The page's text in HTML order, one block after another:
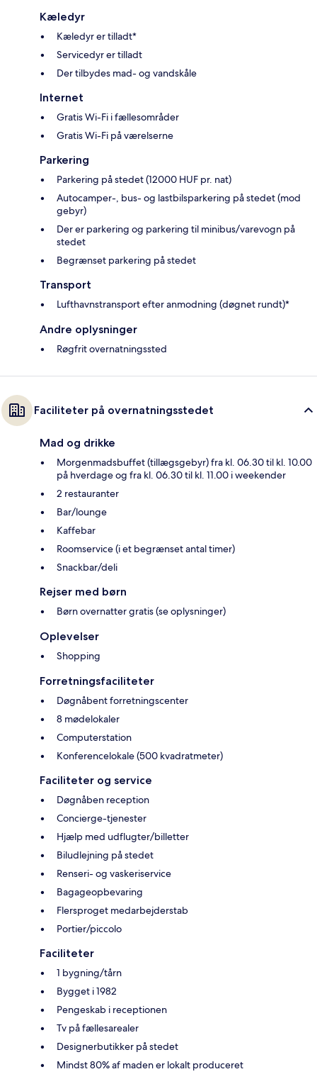
Kæledyr
Kæledyr er tilladt*
Servicedyr er tilladt
Der tilbydes mad- og vandskåle
Internet
Gratis Wi-Fi i fællesområder
Gratis Wi-Fi på værelserne
Parkering
Parkering på stedet (12000 HUF pr. nat)
Autocamper-, bus- og lastbilsparkering på stedet (mod
gebyr)
Der er parkering og parkering til minibus/varevogn på
stedet
Begrænset parkering på stedet
Transport
Lufthavnstransport efter anmodning (døgnet rundt)*
Andre oplysninger
Røgfrit overnatningssted
Faciliteter på overnatningsstedet
Mad og drikke
Morgenmadsbuffet (tillægsgebyr) fra kl. 06.30 til kl. 10.00
på hverdage og fra kl. 06.30 til kl. 11.00 i weekender
2 restauranter
Bar/lounge
Kaffebar
Roomservice (i et begrænset antal timer)
Snackbar/deli
Rejser med børn
Børn overnatter gratis (se oplysninger)
Oplevelser
Shopping
Forretningsfaciliteter
Døgnåbent forretningscenter
8 mødelokaler
Computerstation
Konferencelokale (500 kvadratmeter)
Faciliteter og service
Døgnåben reception
Concierge-tjenester
Hjælp med udflugter/billetter
Biludlejning på stedet
Renseri- og vaskeriservice
Bagageopbevaring
Flersproget medarbejderstab
Portier/piccolo
Faciliteter
1 bygning/tårn
Bygget i 1982
Pengeskab i receptionen
Tv på fællesarealer
Designerbutikker på stedet
Mindst 80% af maden er lokalt produceret